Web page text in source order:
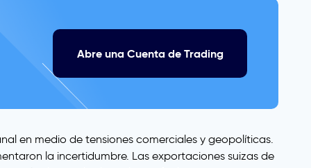
Abre una Cuenta de Trading
en medio de tensiones comerciales y geopolíticas.
la incertidumbre. Las exportaciones suizas de